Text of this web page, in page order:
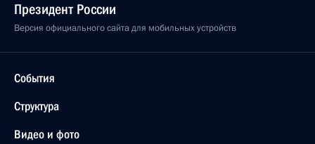
Президент России
Версия официального сайта для мобильных устройств
События
Структура
Видео и фото